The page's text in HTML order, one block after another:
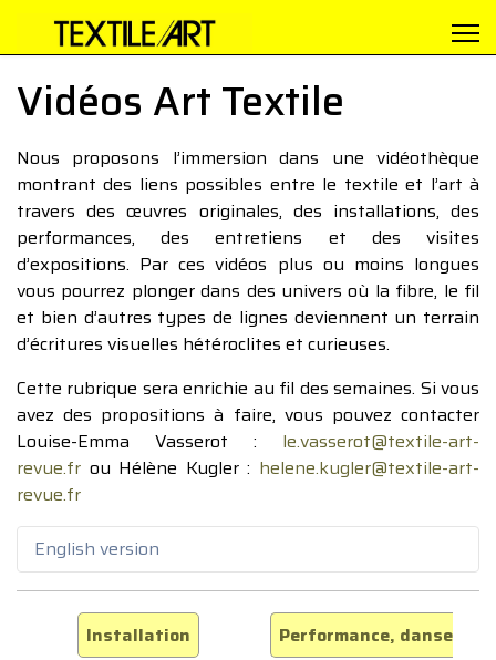
Vidéos Art Textile
Nous proposons l’immersion dans une vidéothèque
montrant des liens possibles entre le textile et l’art à
travers des œuvres originales, des installations, des
performances, des entretiens et des visites
d’expositions. Par ces vidéos plus ou moins longues
vous pourrez plonger dans des univers où la fibre, le fil
et bien d’autres types de lignes deviennent un terrain
d’écritures visuelles hétéroclites et curieuses.
Cette rubrique sera enrichie au fil des semaines. Si vous
avez des propositions à faire, vous pouvez contacter
Louise-Emma Vasserot : le.vasserot@textile-art-
revue.fr ou Hélène Kugler : helene.kugler@textile-art-
revue.fr
English version
Installation
Performance, danse